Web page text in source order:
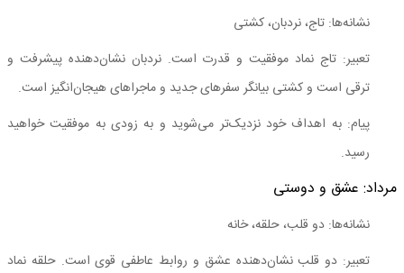
نشانه‌ها: تاج، نردبان، کشتی
تعبیر: تاج نماد موفقیت و قدرت است. نردبان نشان‌دهنده پیشرفت و
ترقی است و کشتی بیانگر سفرهای جدید و ماجراهای هیجان‌انگیز است.
پیام: به اهداف خود نزدیک‌تر می‌شوید و به زودی به موفقیت خواهید
رسید.
مرداد: عشق و دوستی
نشانه‌ها: دو قلب، حلقه، خانه
تعبیر: دو قلب نشان‌دهنده عشق و روابط عاطفی قوی است. حلقه نماد